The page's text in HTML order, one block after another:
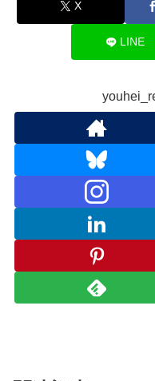
X
LINE